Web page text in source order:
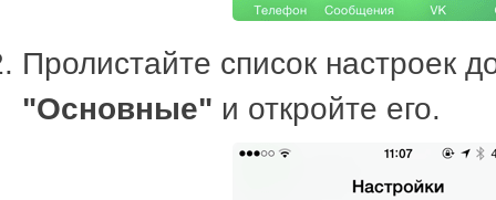
Пролистайте список настроек
"Основные" и откройте его.